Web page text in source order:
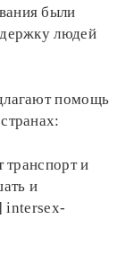
были
людей
помощь
транспорт и
и
intersex-